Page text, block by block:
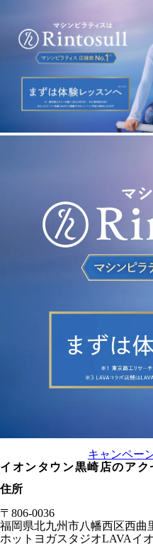
キャンペー
イオンタウン黒崎店のアク
住所
〒 806-0036
福岡県北九州市八幡西区西曲
ホットヨガスタジオLAVAイ